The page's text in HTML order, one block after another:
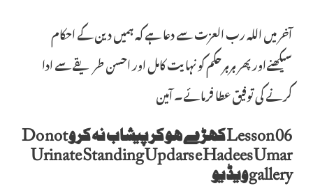
آخر میں اللہ رب العزت سے دعا ہے کہ ہمیں دین کے احکام
سیکھنےاور پھر ہرہرحکم کو نہایت کامل اور احسن طریقے سے ادا
کرنے کی توفیق عطا فرمائے۔ آمین
Lesson 06 کھڑے ہو کر پیشاب نہ کرو Do not
Urinate Standing Up dars e Hadees Umar
gallery ویڈیو